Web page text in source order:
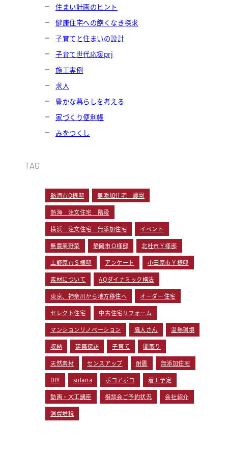
住まい計画のヒント
健康住宅への飽くなき探求
子育てと住まいの設計
子育て世代応援prj
施工実例
求人
豊かな暮らしを考える
家づくり便利帳
みをつくし
TAG
熱海市O様邸 無添加住宅 農園
熱海 注文住宅 階段
横浜 注文住宅 無添加住宅 イベント
無農薬野菜 静岡市Ｏ様邸 北杜市Ｙ様邸
上野原市Ｓ様邸 アンケート 小田原市Ｙ様邸
素材について AQダイナミック構法
東京、神奈川から地方移住へ オーダー住宅
セレクト住宅 中古住宅リフォーム
マンションリノベーション 職人さん 温熱環境
収納 建築探訪 子育て 間取り
天然素材 センスアップ 耐震 無添加住宅
DIY solana ポコアポコ 着工予定
動画・大工講座 相談会ご予約状況 会社紹介
消費増税